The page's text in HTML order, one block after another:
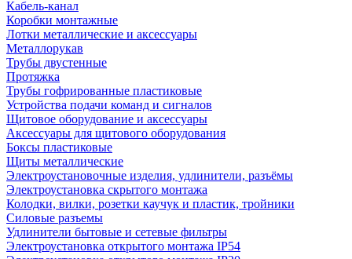
Кабель-канал
Коробки монтажные
Лотки металлические и аксессуары
Металлорукав
Трубы двустенные
Протяжка
Трубы гофрированные пластиковые
Устройства подачи команд и сигналов
Щитовое оборудование и аксессуары
Аксессуары для щитового оборудования
Боксы пластиковые
Щиты металлические
Электроустановочные изделия, удлинители, разъёмы
Электроустановка скрытого монтажа
Колодки, вилки, розетки каучук и пластик, тройники
Силовые разъемы
Удлинители бытовые и сетевые фильтры
Электроустановка открытого монтажа IP54